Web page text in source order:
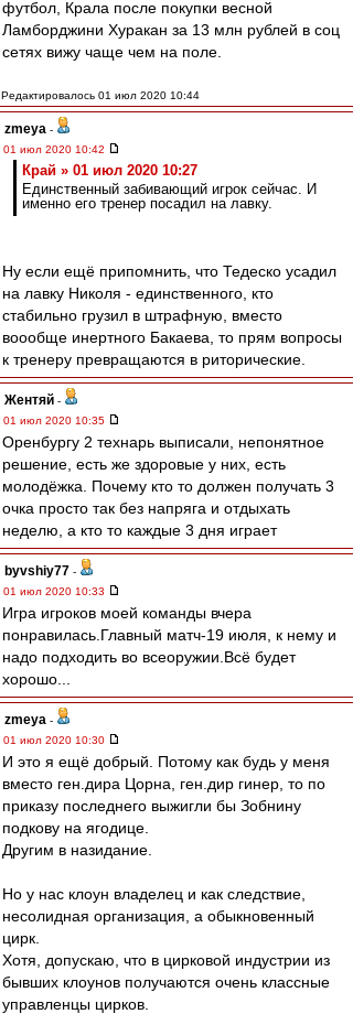
футбол, Крала после покупки весной
Ламборджини Хуракан за 13 млн рублей в соц
сетях вижу чаще чем на поле.
Редактировалось 01 июл 2020 10:44
zmeya -
01 июл 2020 10:42
Край » 01 июл 2020 10:27
Единственный забивающий игрок сейчас. И
именно его тренер посадил на лавку.
Ну если ещё припомнить, что Тедеско усадил
на лавку Николя - единственного, кто
стабильно грузил в штрафную, вместо
воообще инертного Бакаева, то прям вопросы
к тренеру превращаются в риторические.
Жентяй -
01 июл 2020 10:35
Оренбургу 2 технарь выписали, непонятное
решение, есть же здоровые у них, есть
молодёжка. Почему кто то должен получать 3
очка просто так без напряга и отдыхать
неделю, а кто то каждые 3 дня играет
byvshiy77 -
01 июл 2020 10:33
Игра игроков моей команды вчера
понравилась.Главный матч-19 июля, к нему и
надо подходить во всеоружии.Всё будет
хорошо...
zmeya -
01 июл 2020 10:30
И это я ещё добрый. Потому как будь у меня
вместо ген.дира Цорна, ген.дир гинер, то по
приказу последнего выжигли бы Зобнину
подкову на ягодице.
Другим в назидание.
Но у нас клоун владелец и как следствие,
несолидная организация, а обыкновенный
цирк.
Хотя, допускаю, что в цирковой индустрии из
бывших клоунов получаются очень классные
управленцы цирков.